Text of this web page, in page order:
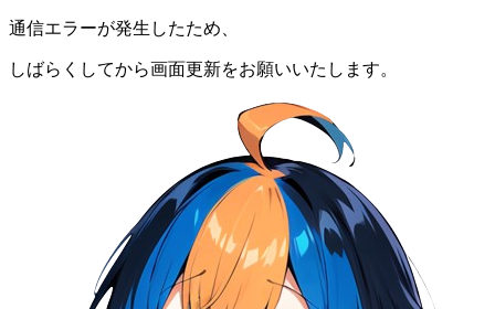
通信エラーが発生したため、
しばらくしてから画面更新をお願いいたします。